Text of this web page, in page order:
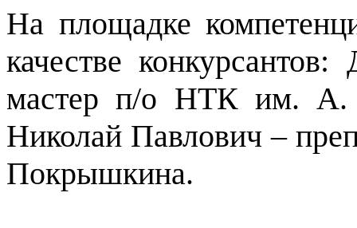
На площадке
качестве
мастер п/о НТК им.
Николай Павлович –
Покрышкина.